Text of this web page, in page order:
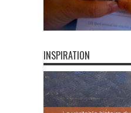
INSPIRATION